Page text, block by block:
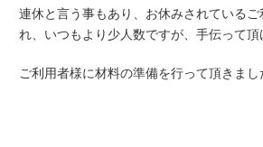
連休と言う事もあり、お休みされている
れ、いつもより少人数ですが、手伝って頂
ご利用者様に材料の準備を行って頂きまし